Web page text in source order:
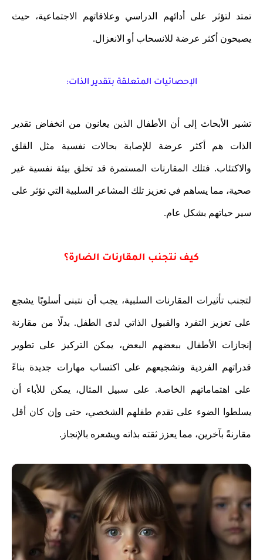
تمتد لتؤثر على أدائهم الدراسي وعلاقاتهم الاجتماعية، حيث
يصبحون أكثر عرضة للانسحاب أو الانعزال.
الإحصائيات المتعلقة بتقدير الذات:
تشير الأبحاث إلى أن الأطفال الذين يعانون من انخفاض تقدير
الذات هم أكثر عرضة للإصابة بحالات نفسية مثل القلق
والاكتئاب. فتلك المقارنات المستمرة قد تخلق بيئة نفسية غير
صحية، مما يساهم في تعزيز تلك المشاعر السلبية التي تؤثر على
سير حياتهم بشكل عام.
كيف نتجنب المقارنات الضارة؟
لتجنب تأثيرات المقارنات السلبية، يجب أن نتبنى أسلوبًا يشجع
على تعزيز التفرد والقبول الذاتي لدى الطفل. بدلًا من مقارنة
إنجازات الأطفال ببعضهم البعض، يمكن التركيز على تطوير
قدراتهم الفردية وتشجيعهم على اكتساب مهارات جديدة بناءً
على اهتماماتهم الخاصة. على سبيل المثال، يمكن للأباء أن
يسلطوا الضوء على تقدم طفلهم الشخصي، حتى وإن كان أقل
مقارنةً بآخرين، مما يعزز ثقته بذاته ويشعره بالإنجاز.